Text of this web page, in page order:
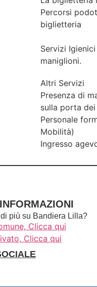
Percorsi
biglietteria
Servizi
maniglioni.
Altri Servizi
Presenza di
sulla porta
Personale
Mobilità)
Ingresso
più su Bandiera Lilla?
Clicca qui
Clicca qui